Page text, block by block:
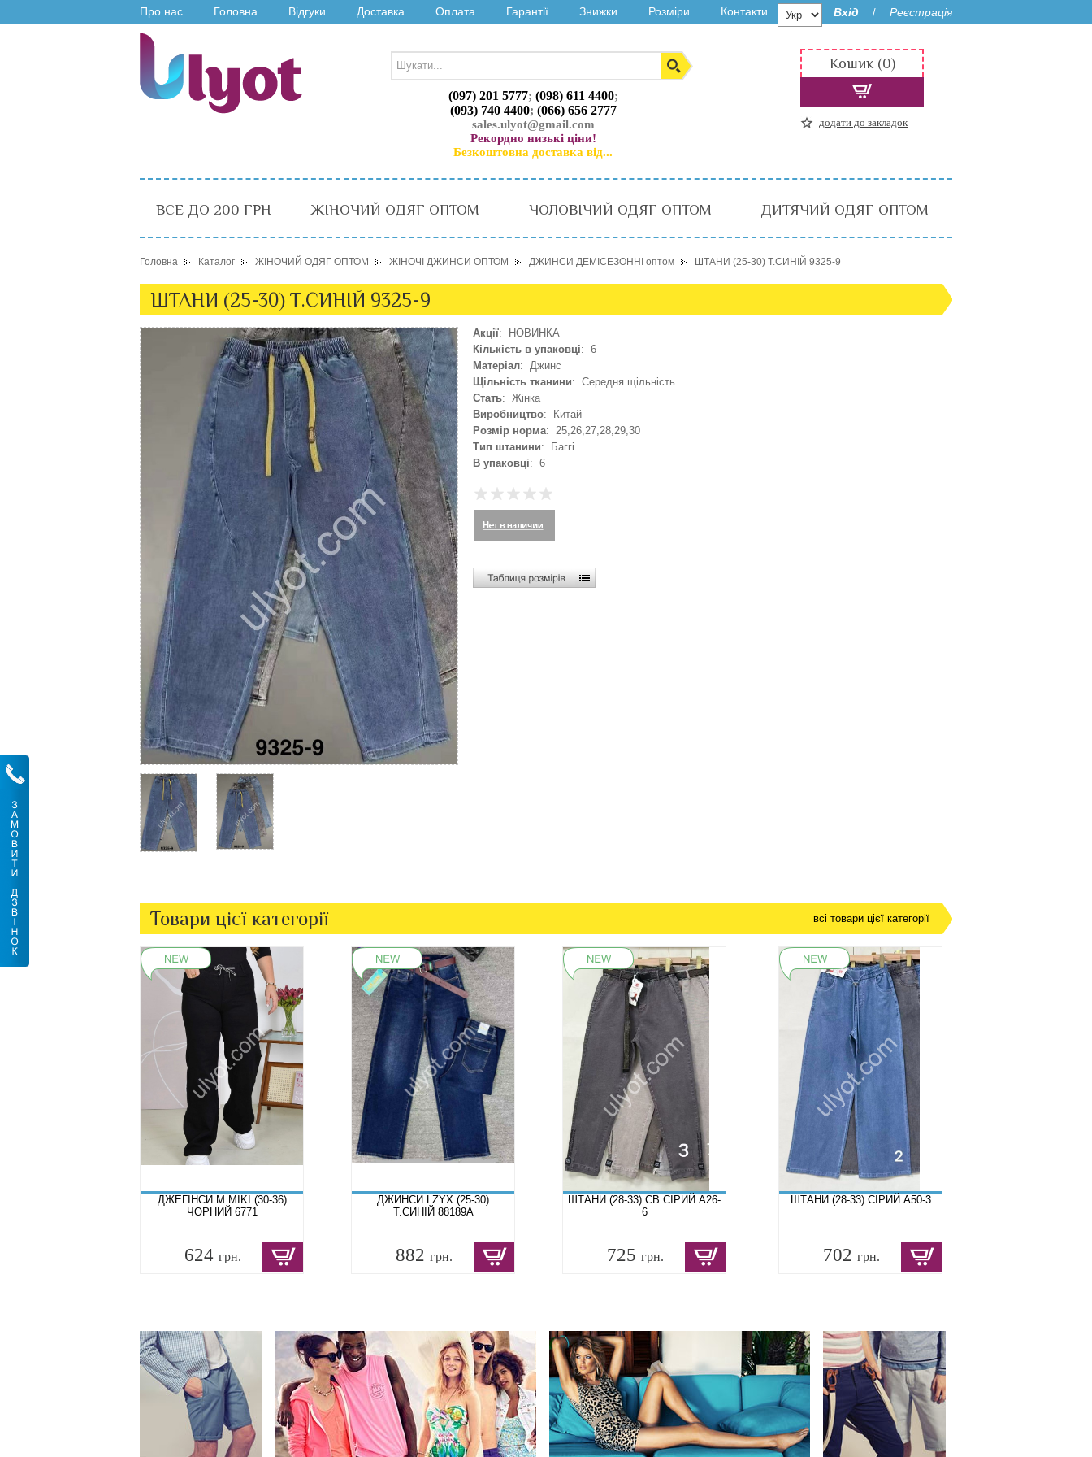
Про нас Головна Відгуки Доставка Оплата Гарантії Знижки Розміри Контакти Вхід / Реєстрація
(097) 201 5777; (098) 611 4400;
(093) 740 4400; (066) 656 2777
sales.ulyot@gmail.com
Рекордно низькі ціни!
Безкоштовна доставка від...
Кошик (0)
додати до закладок
ВСЕ ДО 200 ГРН ЖІНОЧИЙ ОДЯГ ОПТОМ ЧОЛОВІЧИЙ ОДЯГ ОПТОМ ДИТЯЧИЙ ОДЯГ ОПТОМ
Головна Каталог ЖІНОЧИЙ ОДЯГ ОПТОМ ЖІНОЧІ ДЖИНСИ ОПТОМ ДЖИНСИ ДЕМІСЕЗОННІ оптом ШТАНИ (25-30) Т.СИНІЙ 9325-9
ШТАНИ (25-30) Т.СИНІЙ 9325-9
Акції: НОВИНКА
Кількість в упаковці: 6
Матеріал: Джинс
Щільність тканини: Середня щільність
Стать: Жінка
Виробництво: Китай
Розмір норма: 25,26,27,28,29,30
Тип штанини: Баггі
В упаковці: 6
Товари цієї категорії всі товари цієї категорії
ДЖЕГІНСИ M.MIKI (30-36)
ЧОРНИЙ 6771
624 грн.
ДЖИНСИ LZYX (25-30)
Т.СИНІЙ 88189A
882 грн.
ШТАНИ (28-33) СВ.СІРИЙ A26-
6
725 грн.
ШТАНИ (28-33) СІРИЙ A50-3
702 грн.